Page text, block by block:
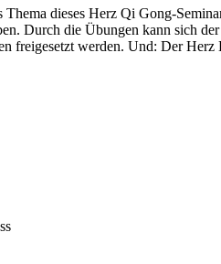
dieses Herz Qi Gong-
Durch die Übungen kann sich
freigesetzt werden. Und: Der